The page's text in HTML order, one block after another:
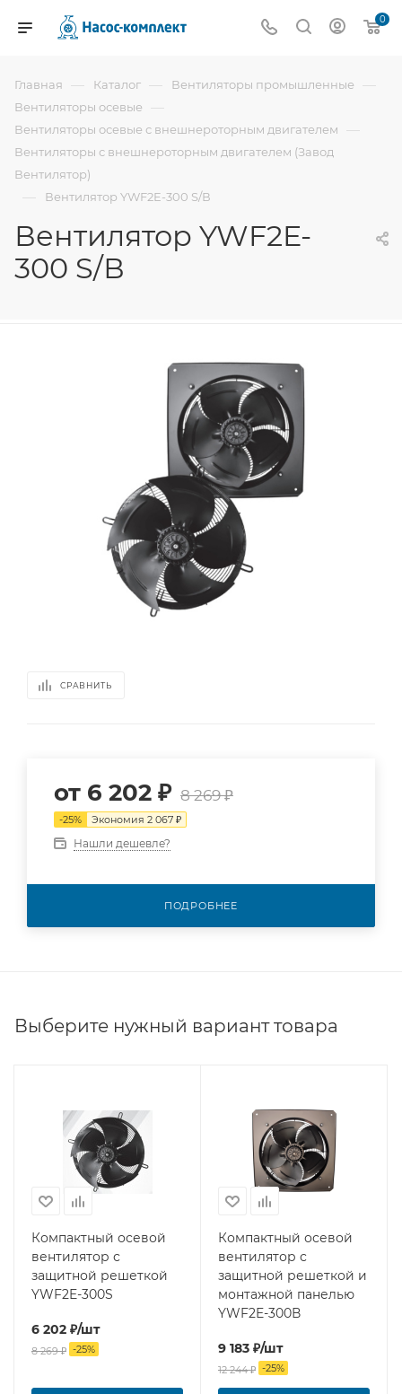
0
Главная — Каталог — Вентиляторы промышленные —
Вентиляторы осевые —
Вентиляторы осевые с внешнероторным двигателем —
Вентиляторы с внешнероторным двигателем (Завод
Вентилятор)
— Вентилятор YWF2E-300 S/В
Вентилятор YWF2E-
300 S/В
СРАВНИТЬ
от 6 202 ₽ 8 269 ₽
-25% Экономия 2 067 ₽
Нашли дешевле?
ПОДРОБНЕЕ
Выберите нужный вариант товара
Компактный осевой
вентилятор с
защитной решеткой
YWF2E-300S
6 202 ₽/шт
8 269₽ -25%
Компактный осевой
вентилятор с
защитной решеткой и
монтажной панелью
YWF2E-300В
9 183 ₽/шт
12 244₽ -25%